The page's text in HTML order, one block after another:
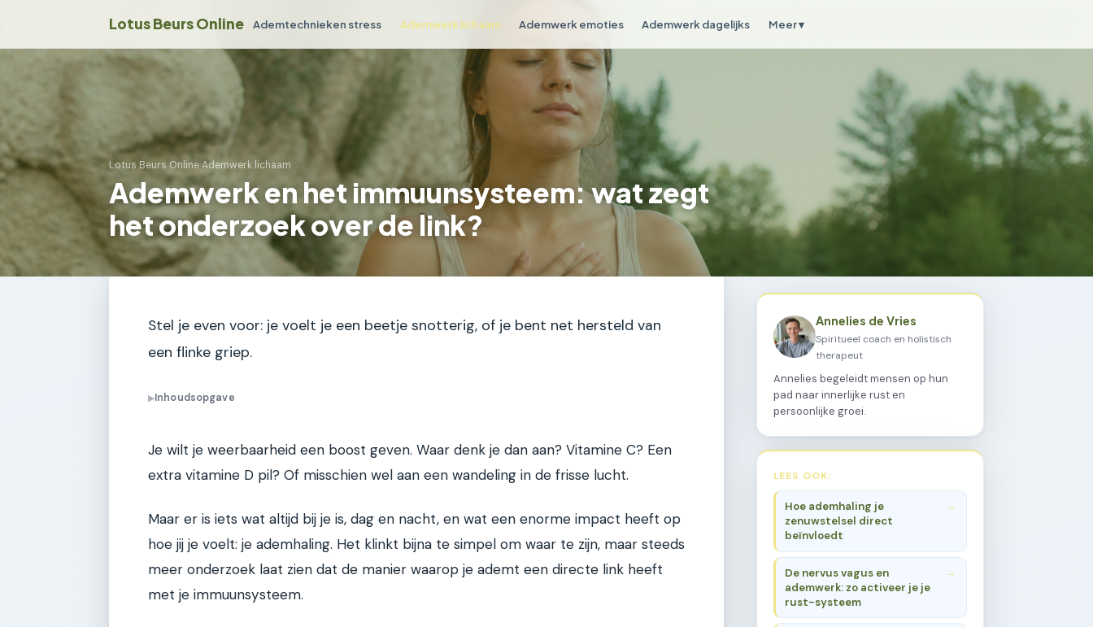
Lotus Beurs Online Ademtechnieken stress Ademwerk lichaam Ademwerk emoties Ademwerk dagelijks Meer ▾
Lotus Beurs Online›Ademwerk lichaam
Ademwerk en het immuunsysteem: wat zegt
het onderzoek over de link?
Stel je even voor: je voelt je een beetje snotterig, of je bent net hersteld van
een flinke griep.
▶Inhoudsopgave
Je wilt je weerbaarheid een boost geven. Waar denk je dan aan? Vitamine C? Een
extra vitamine D pil? Of misschien wel aan een wandeling in de frisse lucht.
Maar er is iets wat altijd bij je is, dag en nacht, en wat een enorme impact heeft op
hoe jij je voelt: je ademhaling. Het klinkt bijna te simpel om waar te zijn, maar steeds
meer onderzoek laat zien dat de manier waarop je ademt een directe link heeft
met je immuunsysteem.
Annelies de Vries
Spiritueel coach en holistisch
therapeut
Annelies begeleidt mensen op hun
pad naar innerlijke rust en
persoonlijke groei.
LEES OOK:
Hoe ademhaling je
zenuwstelsel direct
beïnvloedt
De nervus vagus en
ademwerk: zo activeer je je
rust-systeem